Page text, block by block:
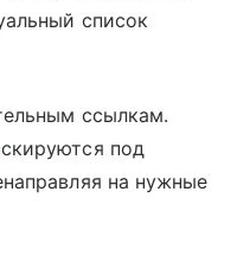
список
ссылкам.
под
на нужные